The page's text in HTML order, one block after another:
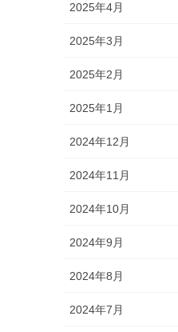
2025年4月
2025年3月
2025年2月
2025年1月
2024年12月
2024年11月
2024年10月
2024年9月
2024年8月
2024年7月